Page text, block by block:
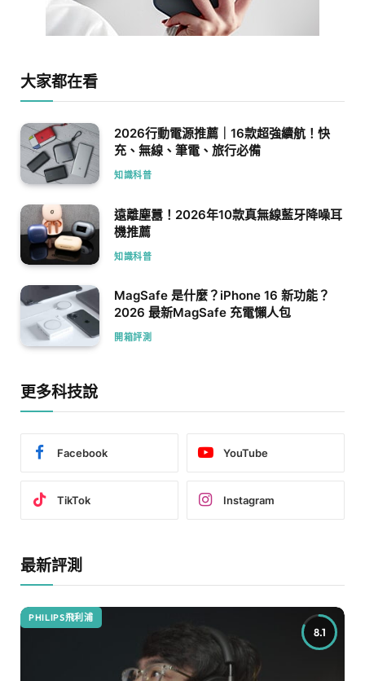
大家都在看
2026行動電源推薦｜16款超強續航！快
充、無線、筆電、旅行必備
知識科普
遠離塵囂！2026年10款真無線藍牙降噪耳
機推薦
知識科普
MagSafe 是什麼？iPhone 16 新功能？
2026 最新MagSafe 充電懶人包
開箱評測
更多科技說
Facebook YouTube
TikTok Instagram
最新評測
8.1
PHILIPS飛利浦